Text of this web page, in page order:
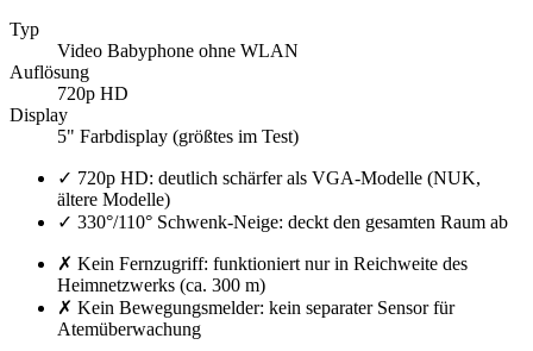
Typ
Video Babyphone ohne WLAN
Auflösung
720p HD
Display
5" Farbdisplay (größtes im Test)
✓ 720p HD: deutlich schärfer als VGA-Modelle (NUK,
ältere Modelle)
✓ 330°/110° Schwenk-Neige: deckt den gesamten Raum ab
✗ Kein Fernzugriff: funktioniert nur in Reichweite des
Heimnetzwerks (ca. 300 m)
✗ Kein Bewegungsmelder: kein separater Sensor für
Atemüberwachung